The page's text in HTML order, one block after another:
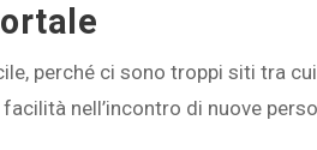
perché ci sono troppi siti tra cui
nell’incontro di nuove